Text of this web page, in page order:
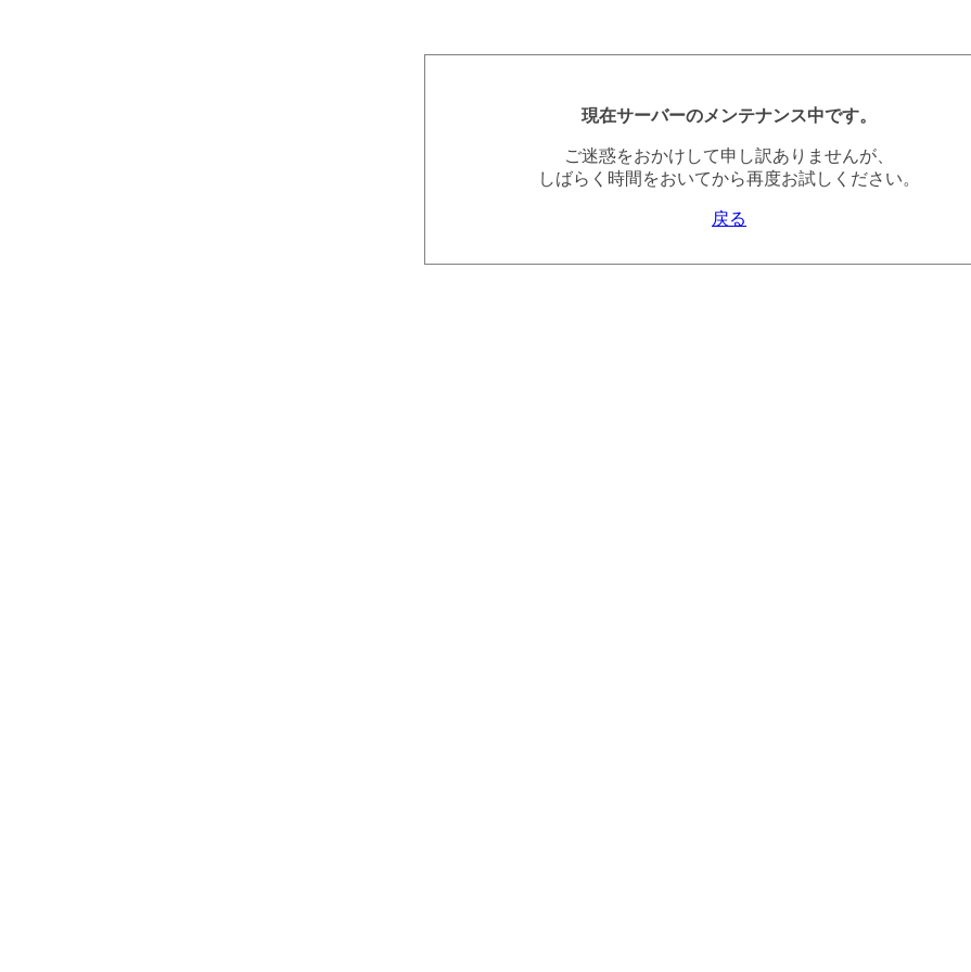
現在サーバーのメンテナンス中です。
ご迷惑をおかけして申し訳ありませんが、
しばらく時間をおいてから再度お試しください。
戻る